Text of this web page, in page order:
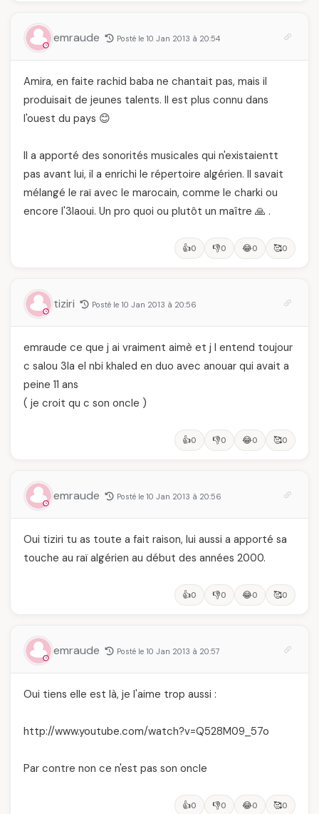
emraude Posté le 10 Jan 2013 à 20:54
Amira, en faite rachid baba ne chantait pas, mais il
produisait de jeunes talents. Il est plus connu dans
l'ouest du pays 😊
Il a apporté des sonorités musicales qui n'existaientt
pas avant lui, il a enrichi le répertoire algérien. Il savait
mélangé le raï avec le marocain, comme le charki ou
encore l'3laoui. Un pro quoi ou plutôt un maître 🙏 .
👍0 👎0 😂0 🥰0
tiziri Posté le 10 Jan 2013 à 20:56
emraude ce que j ai vraiment aimè et j l entend toujour
c salou 3la el nbi khaled en duo avec anouar qui avait a
peine 11 ans
( je croit qu c son oncle )
👍0 👎0 😂0 🥰0
emraude Posté le 10 Jan 2013 à 20:56
Oui tiziri tu as toute a fait raison, lui aussi a apporté sa
touche au raï algérien au début des années 2000.
👍0 👎0 😂0 🥰0
emraude Posté le 10 Jan 2013 à 20:57
Oui tiens elle est là, je l'aime trop aussi :
http://www.youtube.com/watch?v=Q528M09_57o
Par contre non ce n'est pas son oncle
👍0 👎0 😂0 🥰0